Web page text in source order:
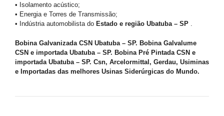
• Isolamento acústico;
• Energia e Torres de Transmissão;
• Indústria automobilista do Estado e região Ubatuba – SP .
Bobina Galvanizada CSN Ubatuba – SP. Bobina Galvalume
CSN e importada Ubatuba – SP. Bobina Pré Pintada CSN e
importada Ubatuba – SP. Csn, Arcelormittal, Gerdau, Usiminas
e Importadas das melhores Usinas Siderúrgicas do Mundo.